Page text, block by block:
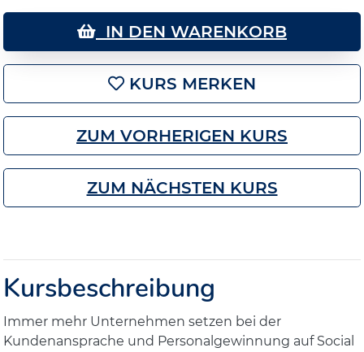
IN DEN WARENKORB
KURS MERKEN
ZUM VORHERIGEN KURS
ZUM NÄCHSTEN KURS
Kursbeschreibung
Immer mehr Unternehmen setzen bei der
Kundenansprache und Personalgewinnung auf Social